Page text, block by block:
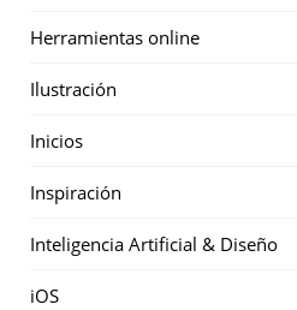
Herramientas online
Ilustración
Inicios
Inspiración
Inteligencia Artificial & Diseño
iOS